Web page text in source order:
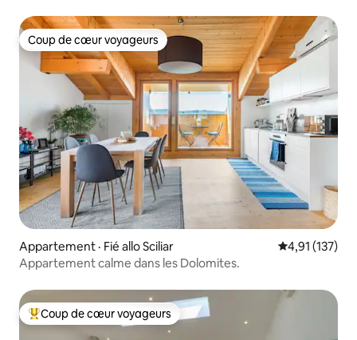
Coup de cœur voyageurs
Coup de cœur voyageurs
Appartement · Fié allo Sciliar Note
4,91 (137)
Appartement calme dans les Dolomites.
Coup de cœur voyageurs parmi les plus aimés
Coup de cœur voyageurs